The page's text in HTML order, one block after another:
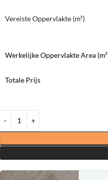
Vereiste Oppervlakte (m²)
Werkelijke Oppervlakte Area
Totale Prijs